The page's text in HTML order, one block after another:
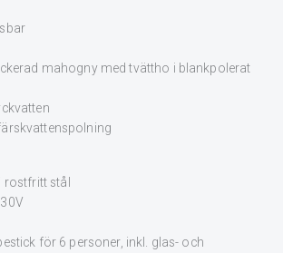
mahogny med tvättho i blankpolerat
rostfritt stål
för 6 personer, inkl. glas- och